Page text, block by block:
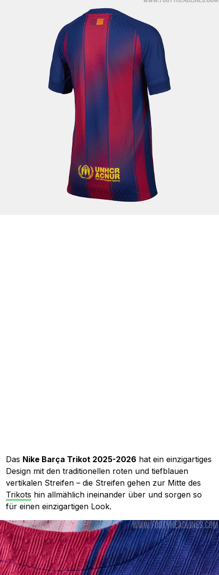
Das Nike Barça Trikot 2025-2026 hat ein einzigartiges
Design mit den traditionellen roten und tiefblauen
vertikalen Streifen – die Streifen gehen zur Mitte des
Trikots hin allmählich ineinander über und sorgen so
für einen einzigartigen Look.